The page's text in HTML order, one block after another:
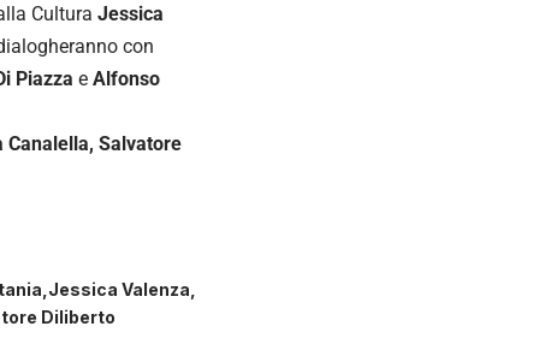
Cultura Jessica
con
Piazza e Alfonso
Canalella, Salvatore
Jessica Valenza
Diliberto